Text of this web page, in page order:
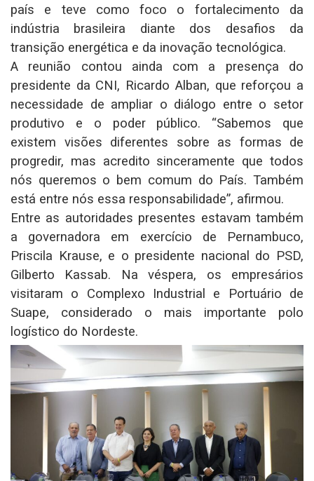
país e teve como foco o fortalecimento da
indústria brasileira diante dos desafios da
transição energética e da inovação tecnológica.
A reunião contou ainda com a presença do
presidente da CNI, Ricardo Alban, que reforçou a
necessidade de ampliar o diálogo entre o setor
produtivo e o poder público. “Sabemos que
existem visões diferentes sobre as formas de
progredir, mas acredito sinceramente que todos
nós queremos o bem comum do País. Também
está entre nós essa responsabilidade”, afirmou.
Entre as autoridades presentes estavam também
a governadora em exercício de Pernambuco,
Priscila Krause, e o presidente nacional do PSD,
Gilberto Kassab. Na véspera, os empresários
visitaram o Complexo Industrial e Portuário de
Suape, considerado o mais importante polo
logístico do Nordeste.